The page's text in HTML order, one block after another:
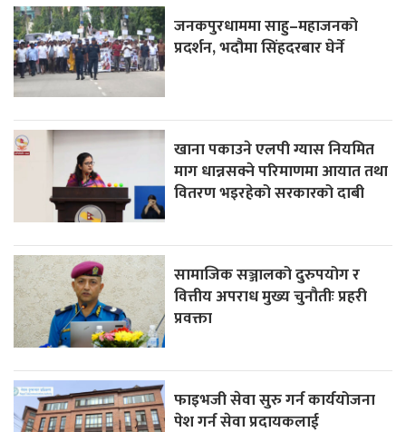
जनकपुरधाममा साहु–महाजनको
प्रदर्शन, भदौमा सिंहदरबार घेर्ने
खाना पकाउने एलपी ग्यास नियमित
माग धान्नसक्ने परिमाणमा आयात तथा
वितरण भइरहेको सरकारको दाबी
सामाजिक सञ्जालको दुरुपयोग र
वित्तीय अपराध मुख्य चुनौतीः प्रहरी
प्रवक्ता
फाइभजी सेवा सुरु गर्न कार्ययोजना
पेश गर्न सेवा प्रदायकलाई